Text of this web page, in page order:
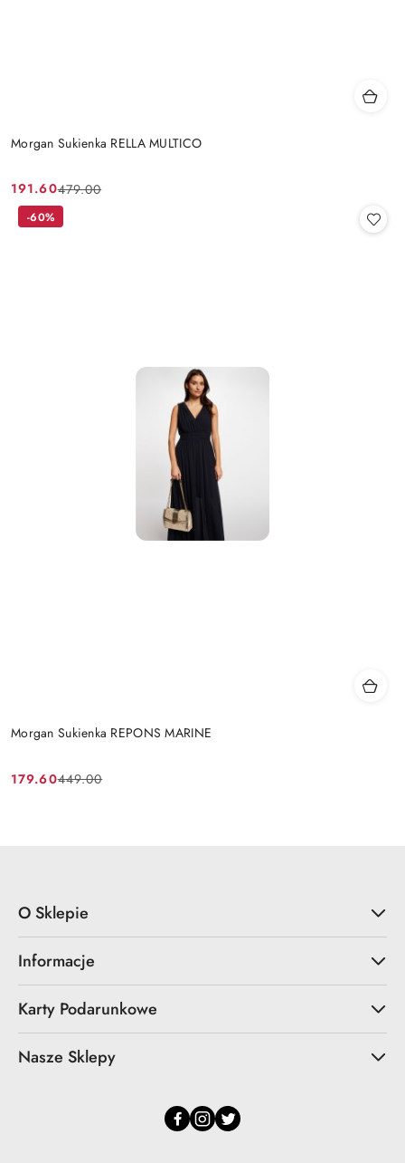
Morgan Sukienka RELLA MULTICO
Cena
promocyjna:
191.60
Cena
przed
479.00
Morgan Sukienka REPONS MARINE
Cena
179.60
Cena
449.00
-60%
O Sklepie
Informacje
Karty Podarunkowe
Nasze Sklepy